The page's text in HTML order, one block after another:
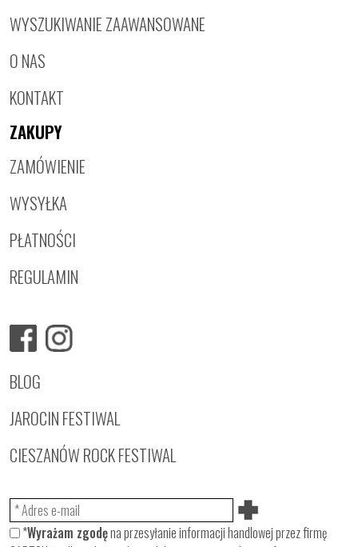
WYSZUKIWANIE ZAAWANSOWANE
O NAS
KONTAKT
ZAKUPY
ZAMÓWIENIE
WYSYŁKA
PŁATNOŚCI
REGULAMIN
BLOG
JAROCIN FESTIWAL
CIESZANÓW ROCK FESTIWAL
*Wyrażam zgodęna przesyłanie informacji handlowej przez firmę